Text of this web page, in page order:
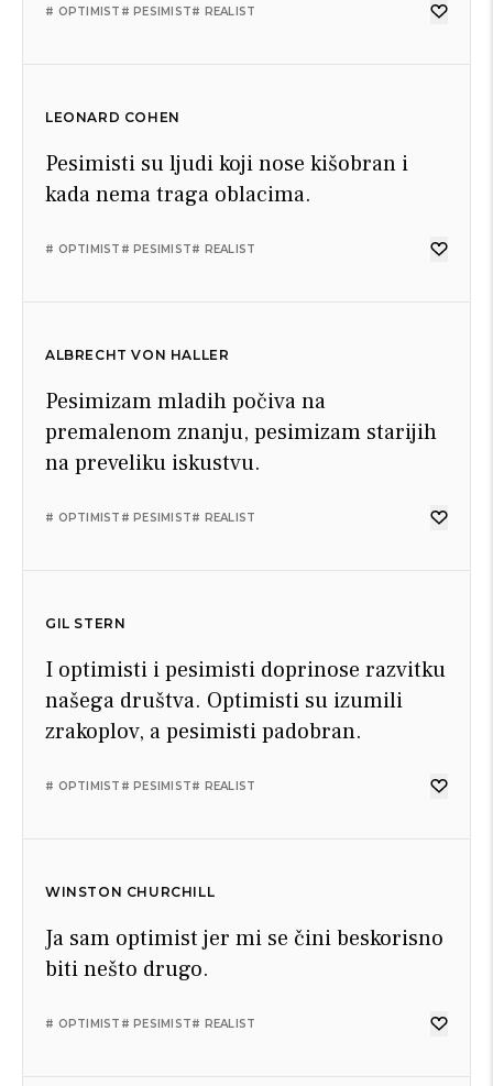
# OPTIMIST # PESIMIST# REALIST
LEONARD COHEN
Pesimisti su ljudi koji nose kišobran i
kada nema traga oblacima.
# OPTIMIST # PESIMIST# REALIST
ALBRECHT VON HALLER
Pesimizam mladih počiva na
premalenom znanju, pesimizam starijih
na preveliku iskustvu.
# OPTIMIST # PESIMIST# REALIST
GIL STERN
I optimisti i pesimisti doprinose razvitku
našega društva. Optimisti su izumili
zrakoplov, a pesimisti padobran.
# OPTIMIST # PESIMIST# REALIST
WINSTON CHURCHILL
Ja sam optimist jer mi se čini beskorisno
biti nešto drugo.
# OPTIMIST # PESIMIST# REALIST